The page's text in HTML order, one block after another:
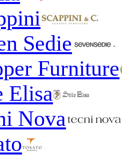
Sedie
Furniture
Elisa
Nova